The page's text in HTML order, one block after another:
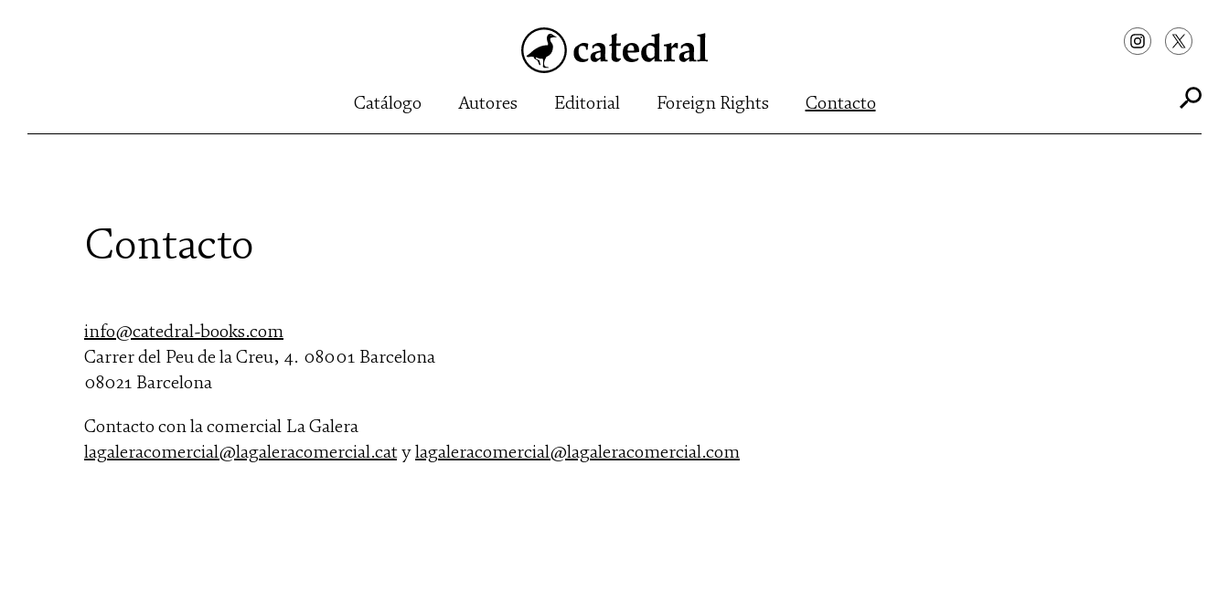
Catálogo Autores Editorial Foreign Rights Contacto
Contacto
info@catedral-books.com
Carrer del Peu de la Creu, 4. 08001 Barcelona
08021 Barcelona
Contacto con la comercial La Galera
lagaleracomercial@lagaleracomercial.catylagaleracomercial@lagaleracomercial.com